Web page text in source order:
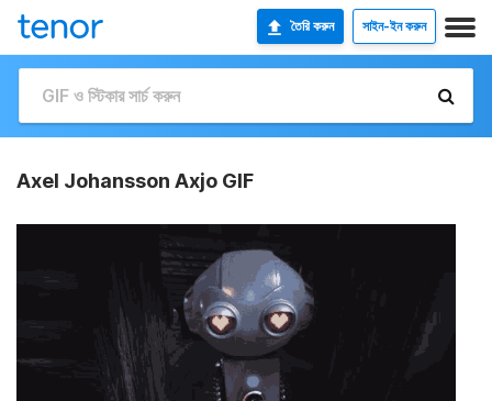
তৈরি করুন সাইন-ইন করুন
Axel Johansson Axjo GIF